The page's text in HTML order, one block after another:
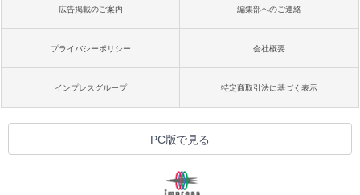
広告掲載のご案内 編集部へのご連絡
プライバシーポリシー 会社概要
インプレスグループ 特定商取引法に基づく表示
PC版で見る